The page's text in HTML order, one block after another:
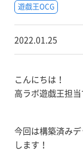
遊戯王OCG
2022.01.25
こんにちは！
高ラボ遊戯王担当
今回は構築済み
します！